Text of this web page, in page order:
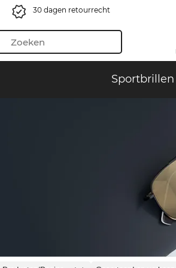
30 dagen retourrecht
Sportbrillen